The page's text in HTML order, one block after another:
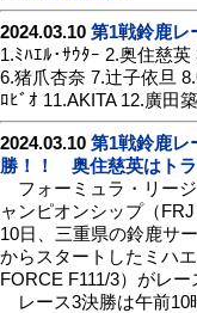
2024.03.10 第1戦鈴鹿レ
1.ﾐﾊｴﾙ･ｻｳﾀｰ 2.奥住慈
6.猪爪杏奈 7.辻子依旦
ﾛﾋﾞｵ 11.AKITA 12.廣田
2024.03.10 第1戦鈴鹿
勝！！ 奥住慈英はトラ
フォーミュラ・リー
ャンピオンシップ（
10日、三重県の鈴鹿サ
からスタートしたミハ
FORCE F111/3）がレー
レース3決勝は午前10